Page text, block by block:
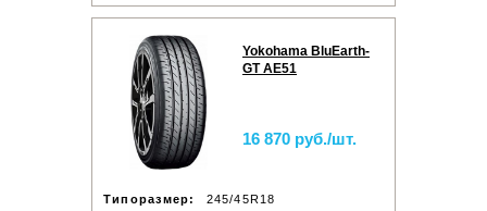
Yokohama BluEarth-
GT AE51
16 870 руб./шт.
Типоразмер:
245/45R18